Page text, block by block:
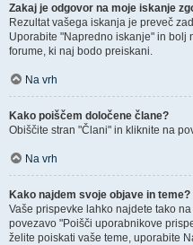
Zakaj je odgovor na moje iskanje
Rezultat vašega iskanja je preveč
Uporabite "Napredno iskanje" in bolj
forume, ki naj bodo preiskani.
Na vrh
Kako poiščem določene člane?
Obiščite stran "Člani" in kliknite na
Na vrh
Kako najdem svoje objave in teme?
Vaše prispevke lahko najdete tako
povezavo "Poišči uporabnikove
želite poiskati vaše teme, uporabite